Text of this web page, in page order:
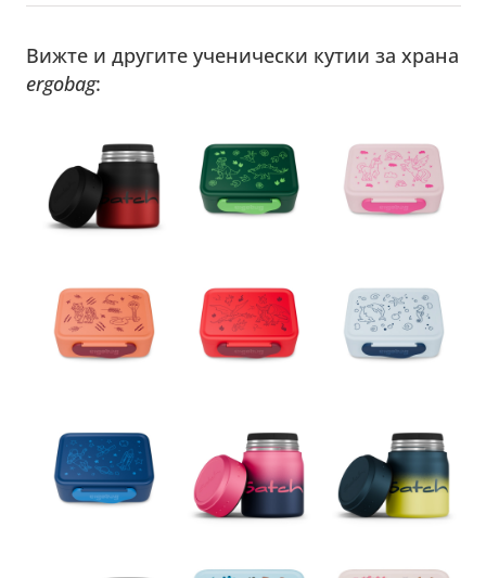
Вижте и другите ученически кутии за храна
ergobag: